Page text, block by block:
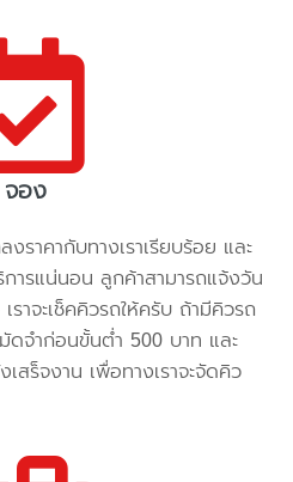
จอง
งราคากับทางเราเรียบร้อย และ
การแน่นอน ลูกค้าสามารถแจ้งวัน
ราจะเช็คคิวรถให้ครับ ถ้ามีคิวรถ
ดจำก่อนขั้นต่ำ 500 บาท และ
ร็จงาน เพื่อทางเราจะจัดคิว